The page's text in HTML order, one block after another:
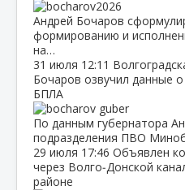
Андрей Бочаров
формированию и
на…
31 июля 12:11
Бочаров озвучил данные
БПЛА
По данным губернатора
подразделения ПВО
29 июля 17:46 Объявлен
через Волго‑Донской
районе